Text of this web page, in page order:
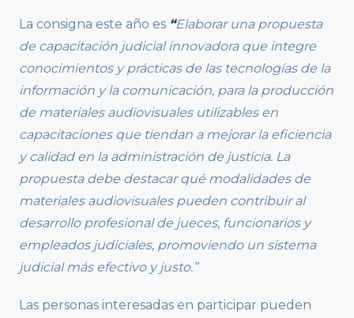
La consigna este año es “Elaborar una propuesta
de capacitación judicial innovadora que integre
conocimientos y prácticas de las tecnologías de la
información y la comunicación, para la producción
de materiales audiovisuales utilizables en
capacitaciones que tiendan a mejorar la eficiencia
y calidad en la administración de justicia. La
propuesta debe destacar qué modalidades de
materiales audiovisuales pueden contribuir al
desarrollo profesional de jueces, funcionarios y
empleados judiciales, promoviendo un sistema
judicial más efectivo y justo.”
Las personas interesadas en participar pueden